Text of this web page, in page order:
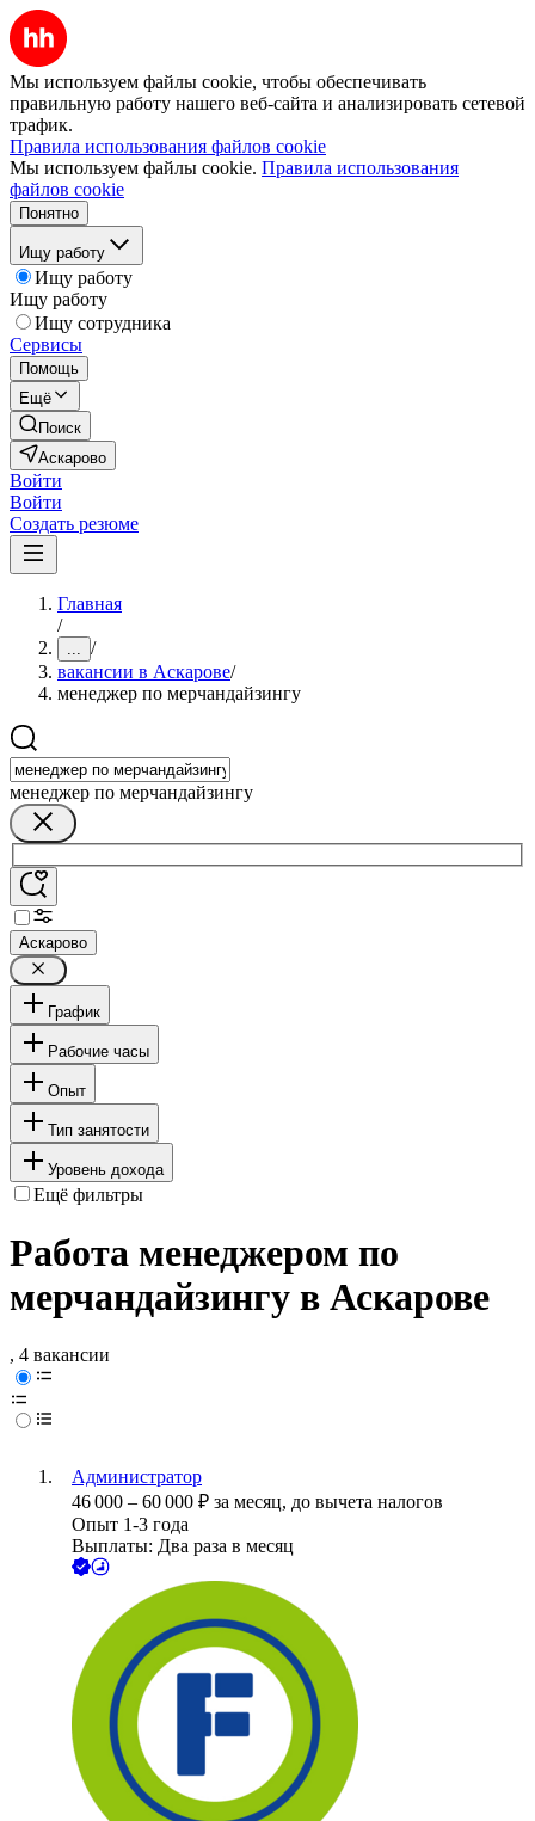
Мы используем файлы cookie, чтобы обеспечивать
правильную работу нашего веб-сайта и анализировать сетевой
трафик.
Правила использования файлов cookie
Мы используем файлы cookie. Правила использования
файлов cookie
Понятно
Ищу работу
Ищу работу
Ищу работу
Ищу сотрудника
Сервисы
Помощь
Ещё
Поиск
Аскарово
Войти
Войти
Создать резюме
Главная
/
... /
вакансии в Аскарове/
менеджер по мерчандайзингу
менеджер по мерчандайзингу
Аскарово
График
Рабочие часы
Опыт
Тип занятости
Уровень дохода
Ещё фильтры
Работа менеджером по
мерчандайзингу в Аскарове
, 4 вакансии
Администратор
46 000 – 60 000 ₽ за месяц, до вычета налогов
Опыт 1-3 года
Выплаты: Два раза в месяц